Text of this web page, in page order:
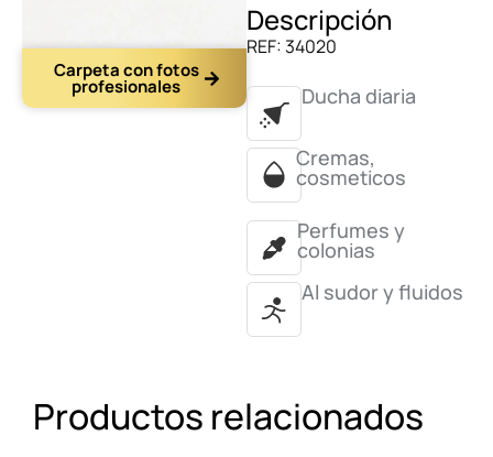
Carpeta con fotos
profesionales
Descripción
REF: 34020
Ducha diaria
Cremas,
cosmeticos
Perfumes y
colonias
Al sudor y fluidos
Productos relacionados